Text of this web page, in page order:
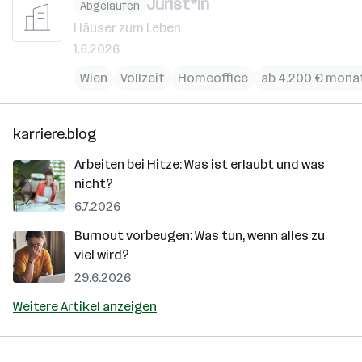
Abgelaufen
Häuser zum Leben
1.6.2026
Wien
Vollzeit Homeoffice ab 4.200 €
karriere.blog
Arbeiten bei Hitze: Was ist erlaubt und was
nicht?
6.7.2026
Burnout vorbeugen: Was tun, wenn alles zu
viel wird?
29.6.2026
Weitere Artikel anzeigen